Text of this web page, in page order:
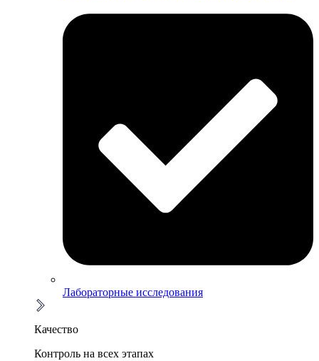
Лабораторные исследования
Качество
Контроль на всех этапах